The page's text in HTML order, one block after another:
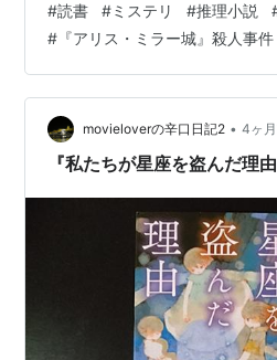
リス・ミラー城』殺人事件 城シ
者:北山猛邦 講談社 Amazon 孤
ち、見立てのように次々と殺さ
衝撃の結末 あらすじ 鏡の向こ
チェス盤のような空間に入り込
ス』の世界を思わせる「…
#読書 #ミステリ #推理小説
# 『アリス・ミラー城』殺人事件
movieloverの辛口日記2 • 4ヶ
『私たちが星座を盗んだ理